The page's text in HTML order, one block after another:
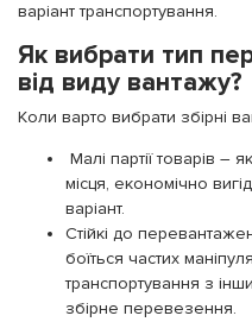
варіант транспортування.
Як вибрати тип
від виду вантажу?
Коли варто вибрати збірні
Малі партії товарів
місця, економічно
варіант.
Стійкі до
боїться частих
транспортування з
збірне перевезення.